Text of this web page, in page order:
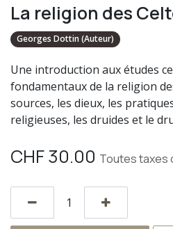
La religion des
Georges Dottin (Auteur)
Une introduction aux études
fondamentaux de la religion
sources, les dieux, les
religieuses, les druides et le
CHF30.00 Toutes taxes